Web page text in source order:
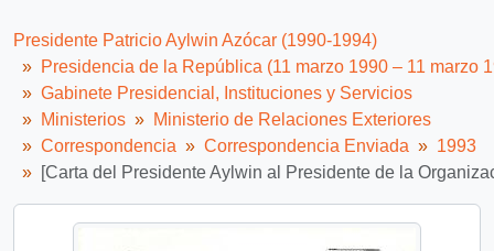
Presidente Patricio Aylwin Azócar (1990-1994)
Presidencia de la República (11 marzo 1990 – 11 marzo
Gabinete Presidencial, Instituciones y Servicios
Ministerios
Ministerio de Relaciones Exteriores
Correspondencia
Correspondencia Enviada
1993
[Carta del Presidente Aylwin al Presidente de la